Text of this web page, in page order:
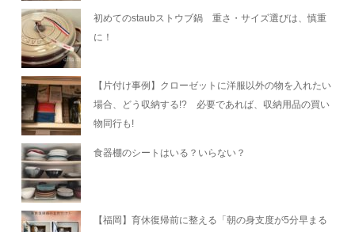
初めてのstaubストウブ鍋 重さ・サイズ選びは、慎重
に！
【片付け事例】クローゼットに洋服以外の物を入れたい
場合、どう収納する!? 必要であれば、収納用品の買い
物同行も!
食器棚のシートはいる？いらない？
【福岡】育休復帰前に整える「朝の身支度が5分早まる